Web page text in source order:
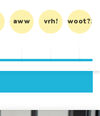
aww vrh! woot?!